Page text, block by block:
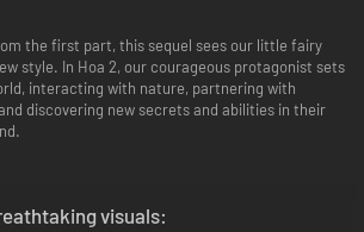
the first part, this sequel sees our little fairy
style. In Hoa 2, our courageous protagonist sets
interacting with nature, partnering with
discovering new secrets and abilities in their
visuals: